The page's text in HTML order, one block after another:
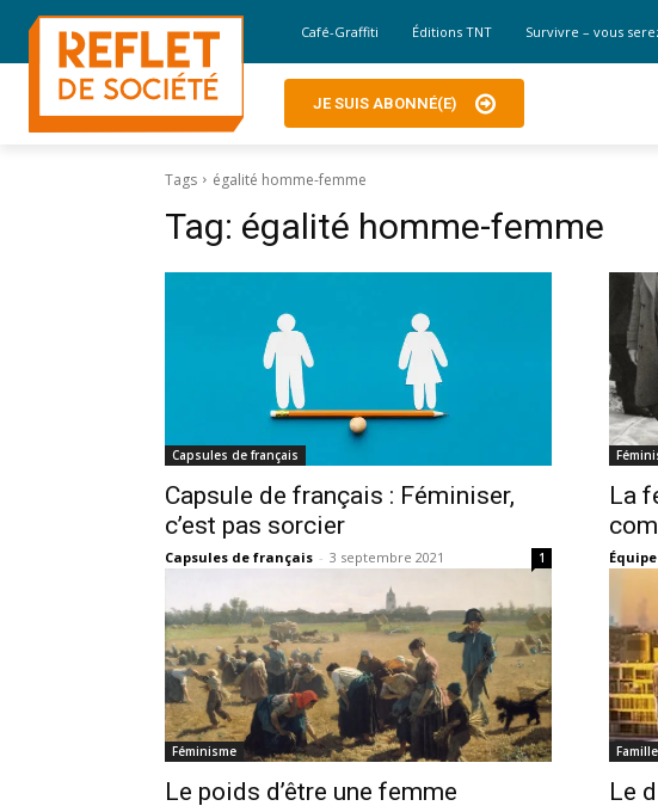
Café-Graffiti Éditions TNT Survivre – vous
JE SUIS ABONNÉ(E)
Tags égalité homme-femme
Tag: égalité homme-femme
Capsules de français
Capsule de français : Féminiser,
c’est pas sorcier
Capsules de français - 3 septembre 2021 1
La
Féminisme
Le poids d’être une femme
Famille
Le